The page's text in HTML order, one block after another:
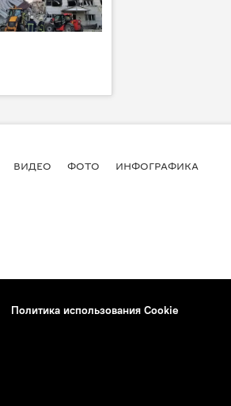
ВИДЕО ФОТО ИНФОГРАФИКА
Политика использования Cookie